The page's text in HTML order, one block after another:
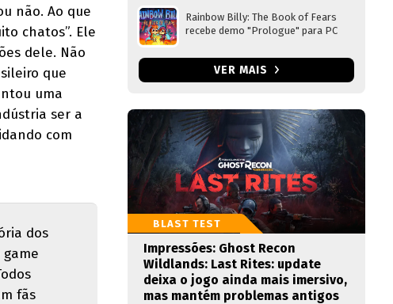
não. Ao que
chatos”. Ele
dele. Não
que
uma
ser a
com
dos
fãs
Rainbow Billy: The Book of Fears
recebe demo "Prologue" para PC
VER MAIS
BLAST TEST
Impressões: Ghost Recon
Wildlands: Last Rites: update
deixa o jogo ainda mais imersivo,
mas mantém problemas antigos